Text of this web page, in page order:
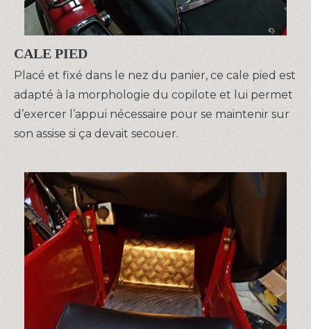
CALE PIED
Placé et fixé dans le nez du panier, ce cale pied est
adapté à la morphologie du copilote et lui permet
d’exercer l’appui nécessaire pour se maintenir sur
son assise si ça devait secouer.